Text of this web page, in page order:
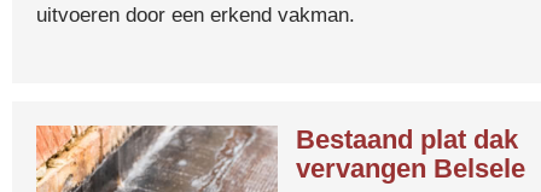
uitvoeren door een erkend vakman.
Bestaand plat dak
vervangen Belsele